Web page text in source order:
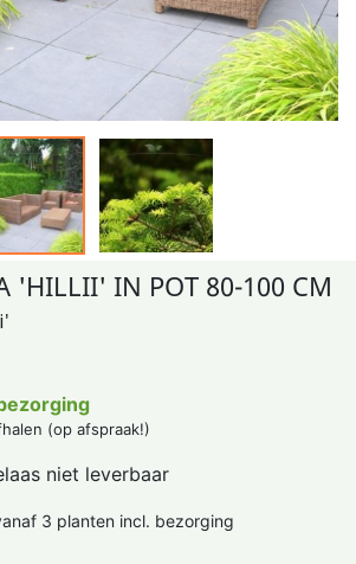
'HILLII' IN POT 80-100 CM
(op afspraak!)
niet leverbaar
3 planten incl. bezorging